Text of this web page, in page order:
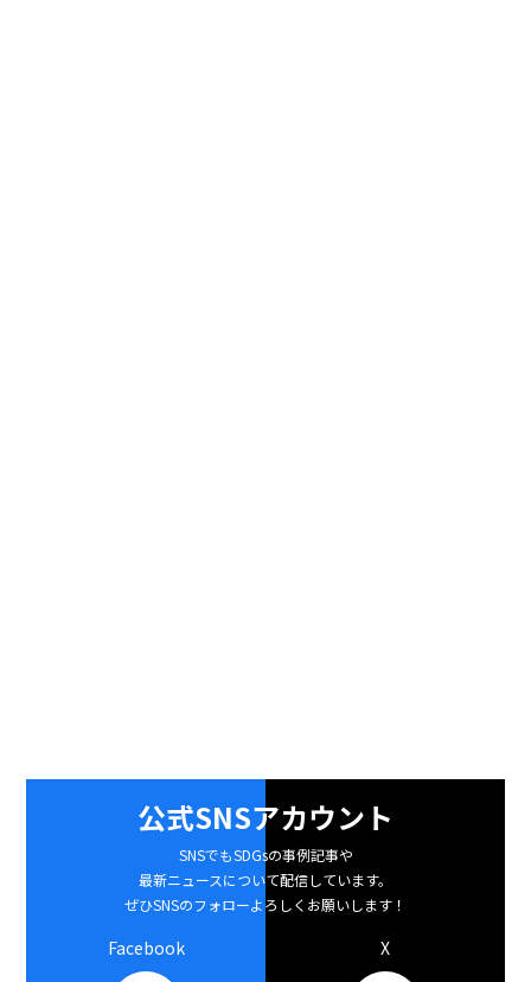
公式SNSアカウント
SNSでもSDGsの事例記事や
最新ニュースについて配信しています。
ぜひSNSのフォローよろしくお願いします！
Facebook X